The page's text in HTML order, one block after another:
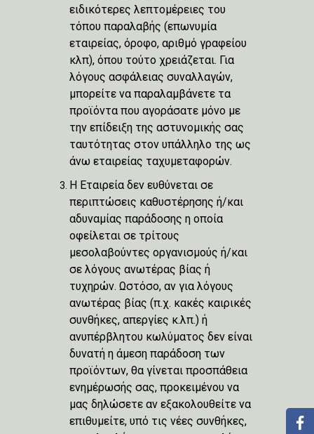
ειδικότερες λεπτομέρειες του
τόπου παραλαβής (επωνυμία
εταιρείας, όροφο, αριθμό γραφείου
κλπ), όπου τούτο χρειάζεται. Για
λόγους ασφάλειας συναλλαγών,
μπορείτε να παραλαμβάνετε τα
προϊόντα που αγοράσατε μόνο με
την επίδειξη της αστυνομικής σας
ταυτότητας στον υπάλληλο της ως
άνω εταιρείας ταχυμεταφορών.
Η Εταιρεία δεν ευθύνεται σε
περιπτώσεις καθυστέρησης ή/και
αδυναμίας παράδοσης η οποία
οφείλεται σε τρίτους
μεσολαβούντες οργανισμούς ή/και
σε λόγους ανωτέρας βίας ή
τυχηρών. Ωστόσο, αν για λόγους
ανωτέρας βίας (π.χ. κακές καιρικές
συνθήκες, απεργίες κ.λπ.) ή
ανυπέρβλητου κωλύματος δεν είναι
δυνατή η άμεση παράδοση των
προϊόντων, θα γίνεται προσπάθεια
ενημέρωσής σας, προκειμένου να
μας δηλώσετε αν εξακολουθείτε να
επιθυμείτε, υπό τις νέες συνθήκες,